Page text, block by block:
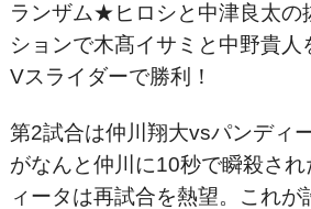
ランザム★ヒロシと中津良太の
ションで木髙イサミと中野貴人
Vスライダーで勝利！
第2試合は仲川翔大vsパンディ
がなんと仲川に10秒で瞬殺さ
ィータは再試合を熱望。これが